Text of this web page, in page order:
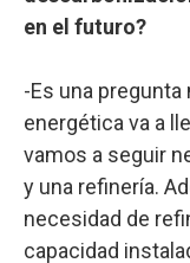
en el futuro?
-Es una
energética va a
vamos a seguir
y una refinería.
necesidad de
capacidad